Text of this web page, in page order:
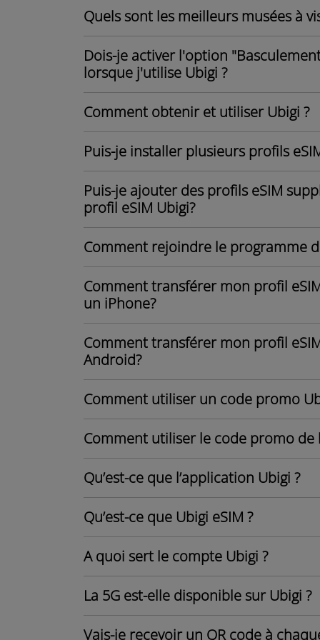
Quels sont les meilleurs musées à
Dois-je activer l'option
lorsque j'utilise Ubigi ?
Comment obtenir et utiliser Ubigi ?
Puis-je installer plusieurs profils
Puis-je ajouter des profils eSIM
profil eSIM Ubigi?
Comment rejoindre le programme
Comment transférer mon profil
un iPhone?
Comment transférer mon profil
Android?
Comment utiliser un code promo
Comment utiliser le code promo de
Qu’est-ce que l’application Ubigi ?
Qu’est-ce que Ubigi eSIM ?
A quoi sert le compte Ubigi ?
La 5G est-elle disponible sur Ubigi ?
Vais-je recevoir un QR code à